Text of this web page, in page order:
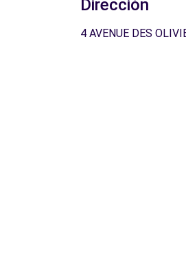
Dirección
4 AVENUE DES